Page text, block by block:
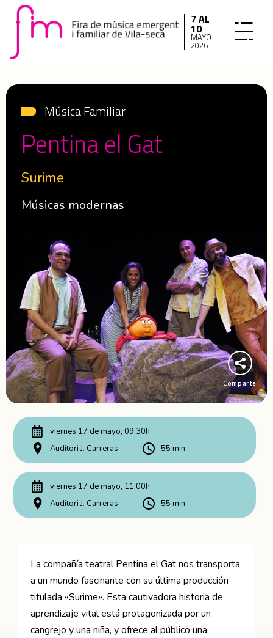
7 AL
10
MAYO
2026
Música Familiar
Pentina el Gat
Surime
Músicas modernas
Comparte
viernes 17 de mayo, 09:30h
Auditori J. Carreras
55 min
viernes 17 de mayo, 11:00h
Auditori J. Carreras
55 min
La compañía teatral Pentina el Gat nos transporta
a un mundo fascinante con su última producción
titulada «Surime». Esta cautivadora historia de
aprendizaje vital está protagonizada por un
cangrejo y una niña, y ofrece al público una